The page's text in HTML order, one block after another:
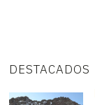
DESTACADOS